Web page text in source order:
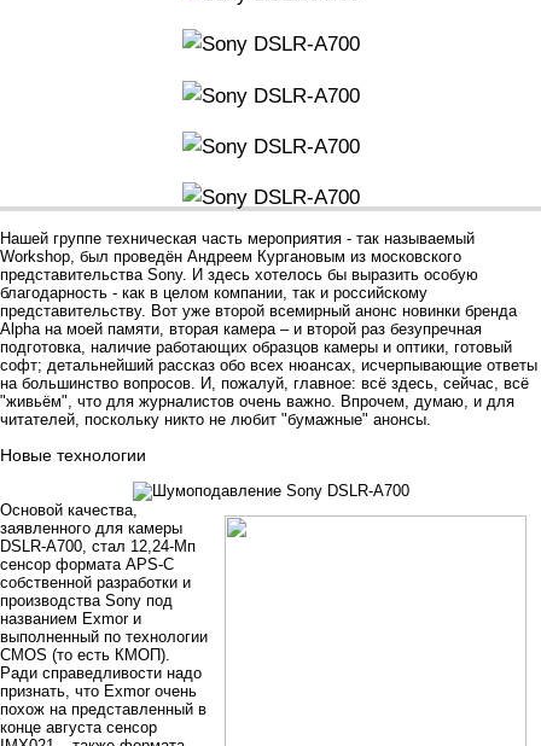
Нашей группе техническая часть мероприятия - так называемый
Workshop, был проведён Андреем Кургановым из московского
представительства Sony. И здесь хотелось бы выразить особую
благодарность - как в целом компании, так и российскому
представительству. Вот уже второй всемирный анонс новинки бренда
Alpha на моей памяти, вторая камера – и второй раз безупречная
подготовка, наличие работающих образцов камеры и оптики, готовый
софт; детальнейший рассказ обо всех нюансах, исчерпывающие ответы
на большинство вопросов. И, пожалуй, главное: всё здесь, сейчас, всё
"живьём", что для журналистов очень важно. Впрочем, думаю, и для
читателей, поскольку никто не любит "бумажные" анонсы.
Новые технологии
Основой качества,
заявленного для камеры
DSLR-A700, стал 12,24-Мп
сенсор формата APS-C
собственной разработки и
производства Sony под
названием Exmor и
выполненный по технологии
CMOS (то есть КМОП).
Ради справедливости надо
признать, что Exmor очень
похож на представленный в
конце августа сенсор